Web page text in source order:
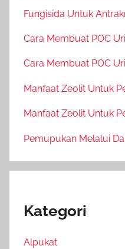
Fungisida Untuk
Cara Membuat POC
Cara Membuat POC
Manfaat Zeolit Untuk
Manfaat Zeolit Untuk
Pemupukan Melalui
Kategori
Alpukat